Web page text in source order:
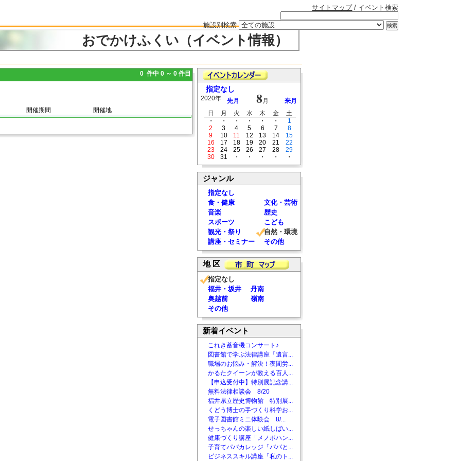
サイトマップ/ イベント検索
施設別検索
おでかけふくい（イベント情報）
0 件中 0 ～ 0 件目
開催期間 開催地
指定なし
2020年 先月 8 月
来月
日
月 火 水 木 金
土
・
・ ・ ・ ・ ・
1
2
3 4 5 6 7
8
9
10 11 12 13 14
15
16
17 18 19 20 21
22
23
24 25 26 27 28
29
30
31 ・ ・ ・ ・ ・
ジャンル
指定なし
食・健康
文化・芸術
音楽
歴史
スポーツ
こども
観光・祭り
自然・環境
講座・セミナー
その他
地 区
指定なし
福井・坂井
丹南
奥越前
嶺南
その他
新着イベント
これき蓄音機コンサート♪
図書館で学ぶ法律講座「遺言...
職場のお悩み・解決！夜間労...
かるたクイーンが教える百人...
【申込受付中】特別展記念講...
無料法律相談会 8/20
福井県立歴史博物館 特別展...
くどう博士の手づくり科学お...
電子図書館ミニ体験会 8/...
せっちゃんの楽しい紙しばい...
健康づくり講座「メノポハン...
子育てパパカレッジ「パパと...
ビジネススキル講座「私のト...